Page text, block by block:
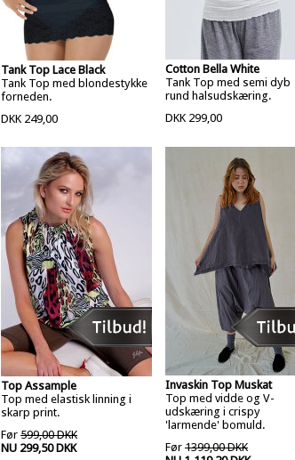
Tank Top Lace Black
Tank Top med blondestykke
forneden.
DKK 249,00
Cotton Bella White
Tank Top med semi dyb
rund halsudskæring.
DKK 299,00
Top Assample
Top med elastisk linning i
skarp print.
Før 599,00 DKK
NU 299,50 DKK
Invaskin Top Muskat
Top med vidde og V-
udskæring i crispy
'larmende' bomuld.
Før 1399,00 DKK